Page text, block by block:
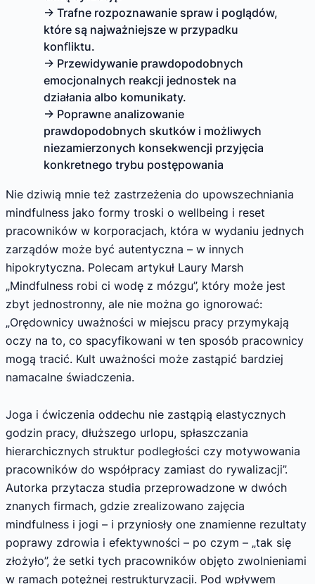
→ Trafne rozpoznawanie spraw i poglądów,
które są najważniejsze w przypadku
konﬂiktu.
→ Przewidywanie prawdopodobnych
emocjonalnych reakcji jednostek na
działania albo komunikaty.
→ Poprawne analizowanie
prawdopodobnych skutków i możliwych
niezamierzonych konsekwencji przyjęcia
konkretnego trybu postępowania
Nie dziwią mnie też zastrzeżenia do upowszechniania
mindfulness jako formy troski o wellbeing i reset
pracowników w korporacjach, która w wydaniu jednych
zarządów może być autentyczna – w innych
hipokrytyczna. Polecam artykuł Laury Marsh
„Mindfulness robi ci wodę z mózgu”, który może jest
zbyt jednostronny, ale nie można go ignorować:
„Orędownicy uważności w miejscu pracy przymykają
oczy na to, co spacyfikowani w ten sposób pracownicy
mogą tracić. Kult uważności może zastąpić bardziej
namacalne świadczenia.
Joga i ćwiczenia oddechu nie zastąpią elastycznych
godzin pracy, dłuższego urlopu, spłaszczania
hierarchicznych struktur podległości czy motywowania
pracowników do współpracy zamiast do rywalizacji”.
Autorka przytacza studia przeprowadzone w dwóch
znanych firmach, gdzie zrealizowano zajęcia
mindfulness i jogi – i przyniosły one znamienne rezultaty
poprawy zdrowia i efektywności – po czym – „tak się
złożyło”, że setki tych pracowników objęto zwolnieniami
w ramach potężnej restrukturyzacji. Pod wpływem